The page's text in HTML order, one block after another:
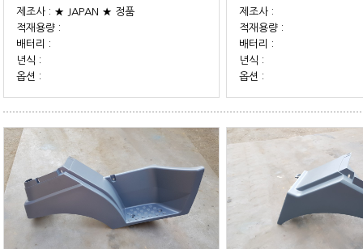
제조사 : ★ JAPAN ★ 정품
적재용량 :
배터리 :
년식 :
옵션 :
제조사 :
적재용량 :
배터리 :
년식 :
옵션 :